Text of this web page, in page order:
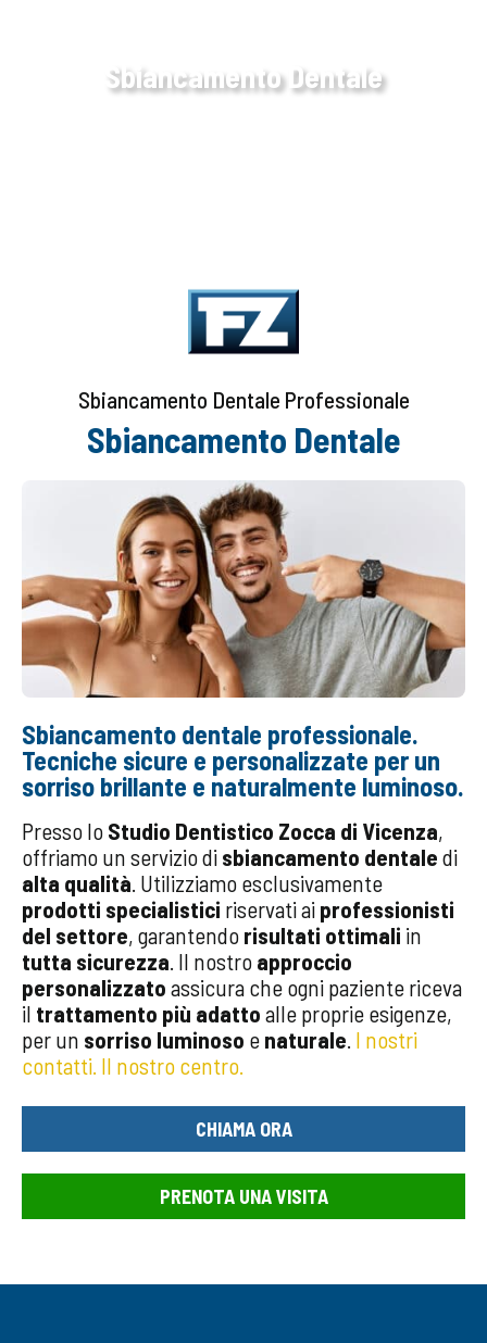
Sbiancamento Dentale
Sbiancamento Dentale Professionale
Sbiancamento Dentale
Sbiancamento dentale professionale.
Tecniche sicure e personalizzate per un
sorriso brillante e naturalmente luminoso.
Presso lo Studio Dentistico Zocca di Vicenza,
offriamo un servizio di sbiancamento dentale di
alta qualità. Utilizziamo esclusivamente
prodotti specialistici riservati ai professionisti
del settore, garantendo risultati ottimali in
tutta sicurezza. Il nostro approccio
personalizzato assicura che ogni paziente riceva
il trattamento più adatto alle proprie esigenze,
per un sorriso luminoso e naturale. I nostri
contatti. Il nostro centro.
CHIAMA ORA
PRENOTA UNA VISITA